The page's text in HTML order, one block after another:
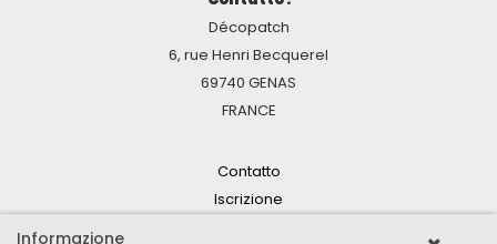
Décopatch
6, rue Henri Becquerel
69740 GENAS
FRANCE
Contatto
Iscrizione
Informazione